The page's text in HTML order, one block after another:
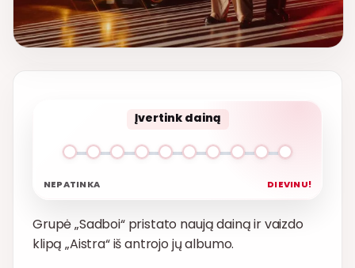
Įvertink dainą
NEPATINKA DIEVINU!
Grupė „Sadboi“ pristato naują dainą ir vaizdo
klipą „Aistra“ iš antrojo jų albumo.